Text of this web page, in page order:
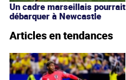
Un cadre marseillais pourrait
débarquer à Newcastle
Articles en tendances